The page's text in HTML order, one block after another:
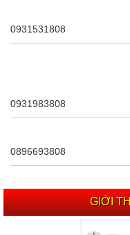
0931531808
0931983808
0896693808
GIỚI